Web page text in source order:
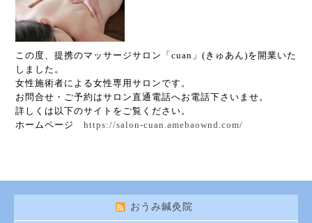
この度、提携のマッサージサロン「cuan」(きゅあん)を開業いた
しました。
女性施術者による女性専用サロンです。
お問合せ・ご予約はサロン直通電話へお電話下さいませ。
詳しくは以下のサイトをご覧ください。
ホームページ https://salon-cuan.amebaownd.com/
おうみ鍼灸院